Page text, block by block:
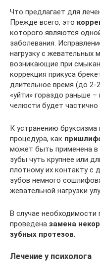
Что предлагает для
Прежде всего, это
которого являются
заболевания.
нагрузку с
возникающие при
коррекция прикуса
длительное время (до 2-
«уйти» гораздо раньше
челюсти будет частично
К устранению
процедура, как
может быть применена в
зубы чуть крупнее или
плотному их контакту с
зубов немного
жевательной нагрузки
В случае
проведена замена
зубных протезов.
Лечение у психолога